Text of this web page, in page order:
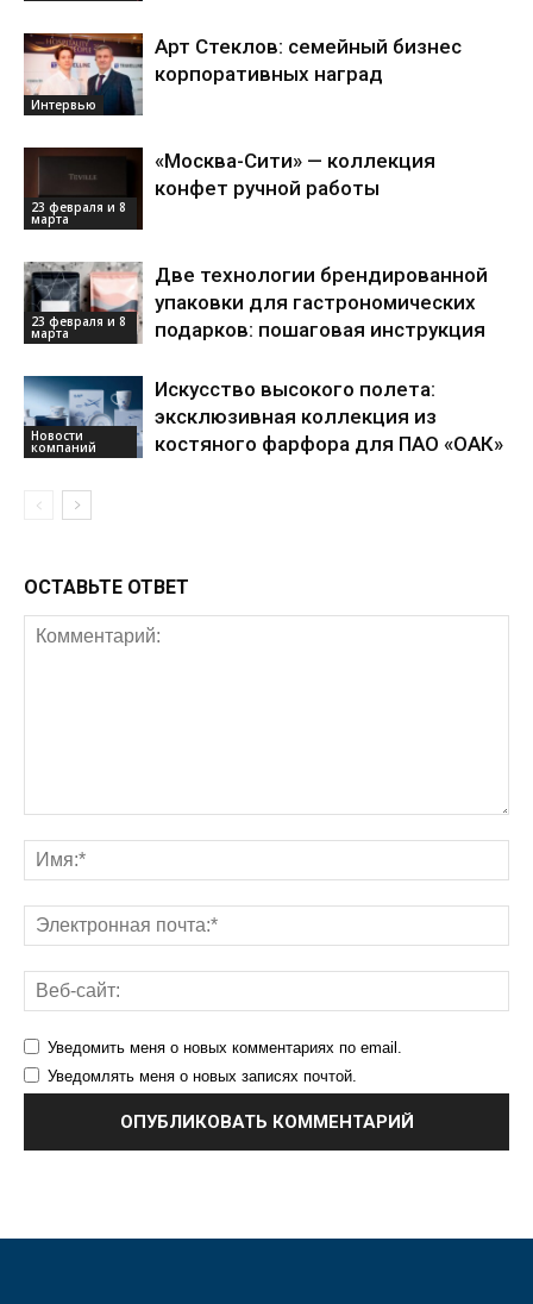
Интервью
Арт Стеклов: семейный бизнес
корпоративных наград
23 февраля и 8
марта
«Москва-Сити» — коллекция
конфет ручной работы
23 февраля и 8
марта
Две технологии брендированной
упаковки для гастрономических
подарков: пошаговая инструкция
Новости
компаний
Искусство высокого полета:
эксклюзивная коллекция из
костяного фарфора для ПАО «ОАК»
ОСТАВЬТЕ ОТВЕТ
Уведомить меня о новых комментариях по email.
Уведомлять меня о новых записях почтой.